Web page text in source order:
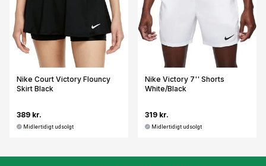
Nike Court Victory Flouncy
Skirt Black
389 kr.
Midlertidigt udsolgt
Nike Victory 7'' Shorts
White/Black
319 kr.
Midlertidigt udsolgt